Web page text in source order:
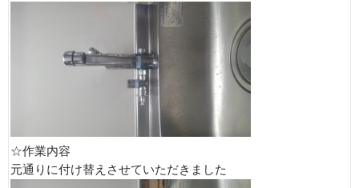
☆作業内容
元通りに付け替えさせていただきました